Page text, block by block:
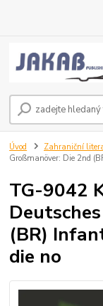
Úvod Zahraniční
Großmanöver: Die 2nd
TG-9042
(BR)
die no